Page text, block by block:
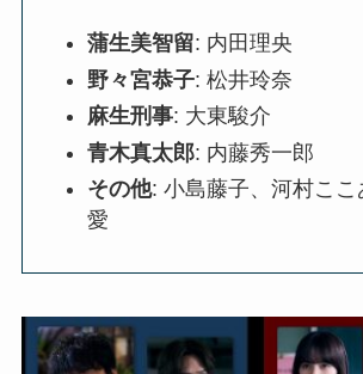
蒲生美智留: 内田理央
野々宮恭子: 松井玲奈
麻生刑事: 大東駿介
青木真太郎: 内藤秀一郎
その他: 小島藤子、河村ここ
愛